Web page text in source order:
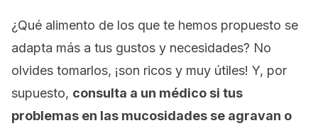
¿Qué alimento de los que te hemos propuesto se
adapta más a tus gustos y necesidades? No
olvides tomarlos, ¡son ricos y muy útiles! Y, por
supuesto, consulta a un médico si tus
problemas en las mucosidades se agravan o